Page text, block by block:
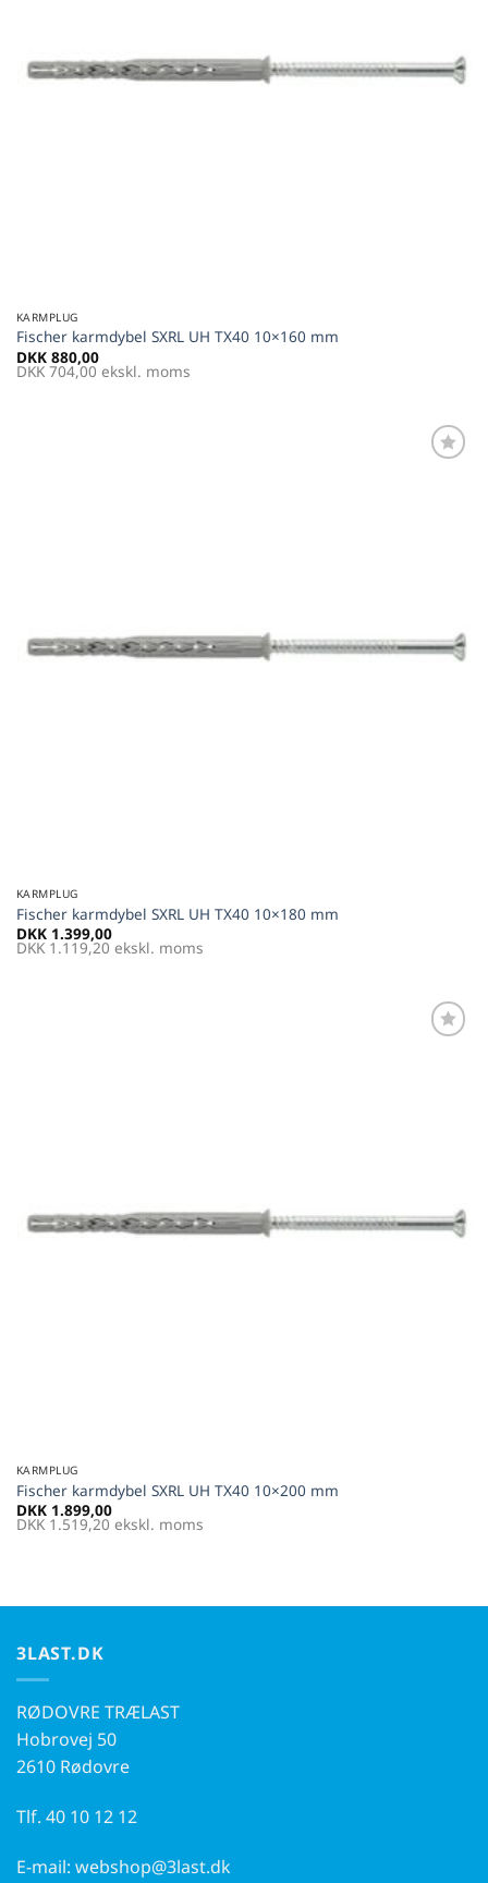
KARMPLUG
Fischer karmdybel SXRL UH TX40 10×160 mm
DKK 880,00
DKK 704,00 ekskl. moms
KARMPLUG
Fischer karmdybel SXRL UH TX40 10×180 mm
DKK 1.399,00
DKK 1.119,20 ekskl. moms
KARMPLUG
Fischer karmdybel SXRL UH TX40 10×200 mm
DKK 1.899,00
DKK 1.519,20 ekskl. moms
3LAST.DK
RØDOVRE TRÆLAST
Hobrovej 50
2610 Rødovre
Tlf. 40 10 12 12
E-mail: webshop@3last.dk